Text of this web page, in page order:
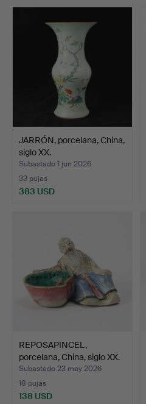
JARRÓN, porcelana, China,
siglo XX.
Subastado 1 jun 2026
33 pujas
383 USD
REPOSAPINCEL,
porcelana, China, siglo XX.
Subastado 23 may 2026
18 pujas
138 USD